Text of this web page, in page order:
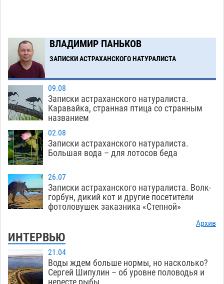
ВЛАДИМИР ПАНЬКОВ
ЗАПИСКИ АСТРАХАНСКОГО НАТУРАЛИСТА
09.08
Записки астраханского натуралиста.
Каравайка, странная птица со странным
названием
02.08
Записки астраханского натуралиста.
Большая вода – для лотосов беда
26.07
Записки астраханского натуралиста. Волк-
горбун, дикий кот и другие посетители
фотоловушек заказника «Степной»
Архив
ИНТЕРВЬЮ
21.04
Воды ждем больше нормы, но насколько?
Сергей Шипулин – об уровне половодья и
нересте рыбы